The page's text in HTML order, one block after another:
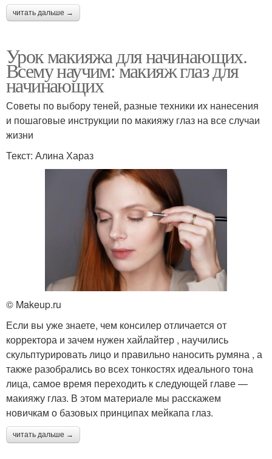
читать дальше →
Урок макияжа для начинающих.
Всему научим: макияж глаз для
начинающих
Советы по выбору теней, разные техники их нанесения
и пошаговые инструкции по макияжу глаз на все случаи
жизни
Текст: Алина Хараз
© Makeup.ru
Если вы уже знаете, чем консилер отличается от
корректора и зачем нужен хайлайтер , научились
скульптурировать лицо и правильно наносить румяна , а
также разобрались во всех тонкостях идеального тона
лица, самое время переходить к следующей главе —
макияжу глаз. В этом материале мы расскажем
новичкам о базовых принципах мейкапа глаз.
читать дальше →